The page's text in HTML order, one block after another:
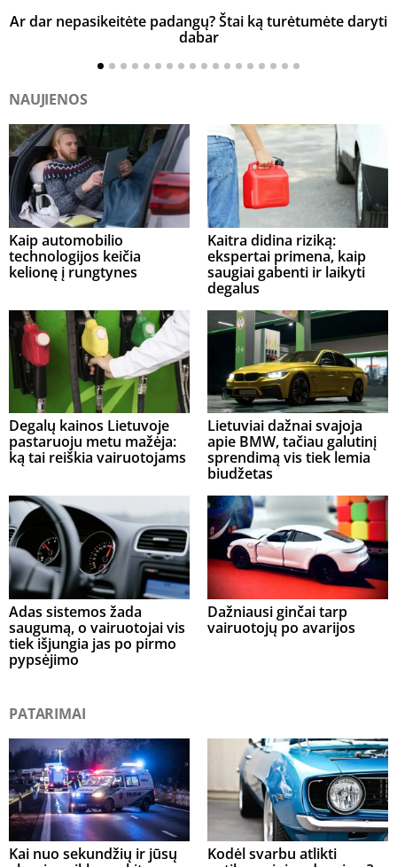
Ar dar nepasikeitėte padangų? Štai ką turėtumėte daryti
dabar
NAUJIENOS
Kaip automobilio
technologijos keičia
kelionę į rungtynes
Kaitra didina riziką:
ekspertai primena, kaip
saugiai gabenti ir laikyti
degalus
Degalų kainos Lietuvoje
pastaruoju metu mažėja:
ką tai reiškia vairuotojams
Lietuviai dažnai svajoja
apie BMW, tačiau galutinį
sprendimą vis tiek lemia
biudžetas
Adas sistemos žada
saugumą, o vairuotojai vis
tiek išjungia jas po pirmo
pypsėjimo
Dažniausi ginčai tarp
vairuotojų po avarijos
PATARIMAI
Kai nuo sekundžių ir jūsų
Kodėl svarbu atlikti